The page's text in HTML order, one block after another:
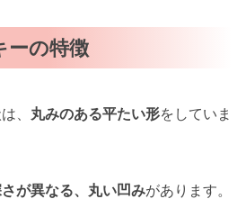
ーの特徴
、 丸みのある平たい形をしていま
が異なる、丸い凹みがあります。